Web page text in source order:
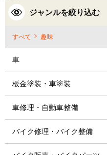
ジャンルを絞り込む
すべて 趣味
車
板金塗装・車塗装
車修理・自動車整備
バイク修理・バイク整備